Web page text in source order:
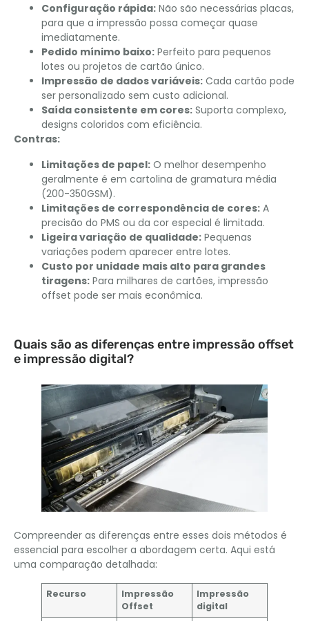
Configuração rápida: Não são necessárias placas,
para que a impressão possa começar quase
imediatamente.
Pedido mínimo baixo: Perfeito para pequenos
lotes ou projetos de cartão único.
Impressão de dados variáveis: Cada cartão pode
ser personalizado sem custo adicional.
Saída consistente em cores: Suporta complexo,
designs coloridos com eficiência.
Contras:
Limitações de papel: O melhor desempenho
geralmente é em cartolina de gramatura média
(200-350GSM).
Limitações de correspondência de cores: A
precisão do PMS ou da cor especial é limitada.
Ligeira variação de qualidade: Pequenas
variações podem aparecer entre lotes.
Custo por unidade mais alto para grandes
tiragens: Para milhares de cartões, impressão
offset pode ser mais econômica.
Quais são as diferenças entre impressão offset
e impressão digital?
Compreender as diferenças entre esses dois métodos é
essencial para escolher a abordagem certa. Aqui está
uma comparação detalhada:
Recurso
Impressão
Offset
Impressão
digital